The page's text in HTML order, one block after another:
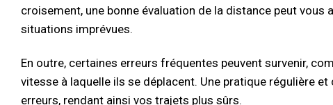
croisement, une bonne évaluation de la distance peut
situations imprévues.
En outre, certaines erreurs fréquentes peuvent survenir,
vitesse à laquelle ils se déplacent. Une pratique régulière
erreurs, rendant ainsi vos trajets plus sûrs.